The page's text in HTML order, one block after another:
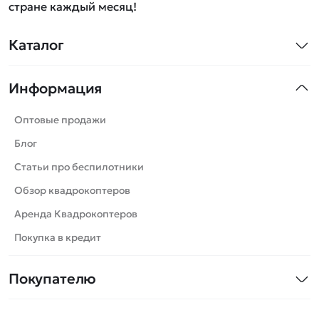
Каталог
Машинки
Танки
Вертолеты
Катера
Роботы
Самолеты
Сборные модели
Спецтехника
Информация
Оптовые продажи
Блог
Статьи про беспилотники
Обзор квадрокоптеров
Аренда Квадрокоптеров
Покупка в кредит
Покупателю
стране каждый месяц!